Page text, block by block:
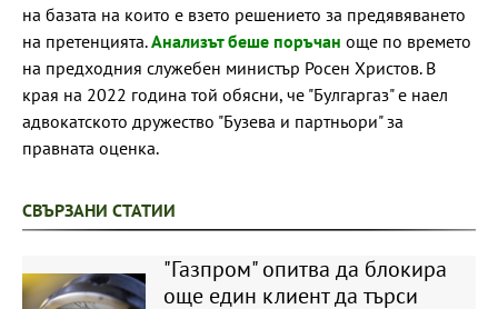
на базата на които е взето решението за предявяването
на претенцията.Анализът беше поръчан още по времето
на предходния служебен министър Росен Христов. В
края на 2022 година той обясни, че "Булгаргаз" е наел
адвокатското дружество "Бузева и партньори" за
правната оценка.
СВЪРЗАНИ СТАТИИ
"Газпром" опитва да блокира
още един клиент да търси